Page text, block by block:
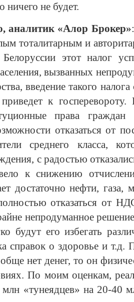
ничего не будет.
аналитик «Алор Брокер»
тоталитарным и
этот налог
вызванных
введение такого
к
права граждан
отказаться от
среднего класса,
с радостью
к снижению
достаточно нефти,
отказаться от
непродуманное
будут его избегать
справок о здоровье и т.д.
нет денег, то он
По моим оценкам,
«тунеядцев» на 20-40